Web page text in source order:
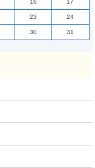
16 17
23 24
30
31